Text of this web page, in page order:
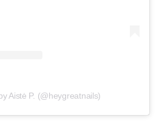
Aistė P. (@heygreatnails)